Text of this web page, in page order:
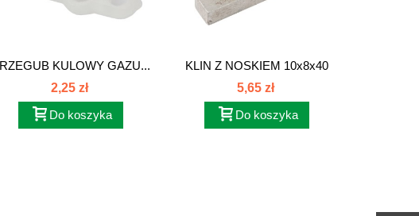
KULOWY GAZU...
2,25 zł
Do koszyka
KLIN Z NOSKIEM 10x8x40
007612...
5,65 zł
Do koszyka